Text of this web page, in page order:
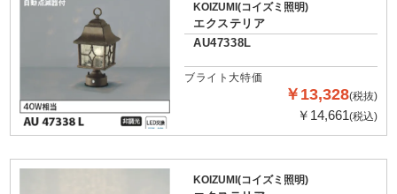
KOIZUMI(コイズミ照明)
エクステリア
AU47338L
ブライト大特価
￥13,328(税抜)
￥14,661(税込)
KOIZUMI(コイズミ照明)